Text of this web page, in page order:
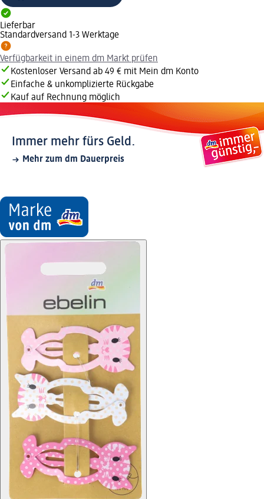
Lieferbar
Standardversand 1-3 Werktage
Verfügbarkeit in einem dm Markt prüfen
Kostenloser Versand ab 49 € mit Mein dm Konto
Einfache & unkomplizierte Rückgabe
Kauf auf Rechnung möglich
Immer mehr fürs Geld.
Mehr zum dm Dauerpreis